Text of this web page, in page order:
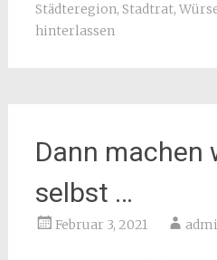
Städteregion, Stadtrat,
hinterlassen
Dann machen
selbst …
Februar 3, 2021